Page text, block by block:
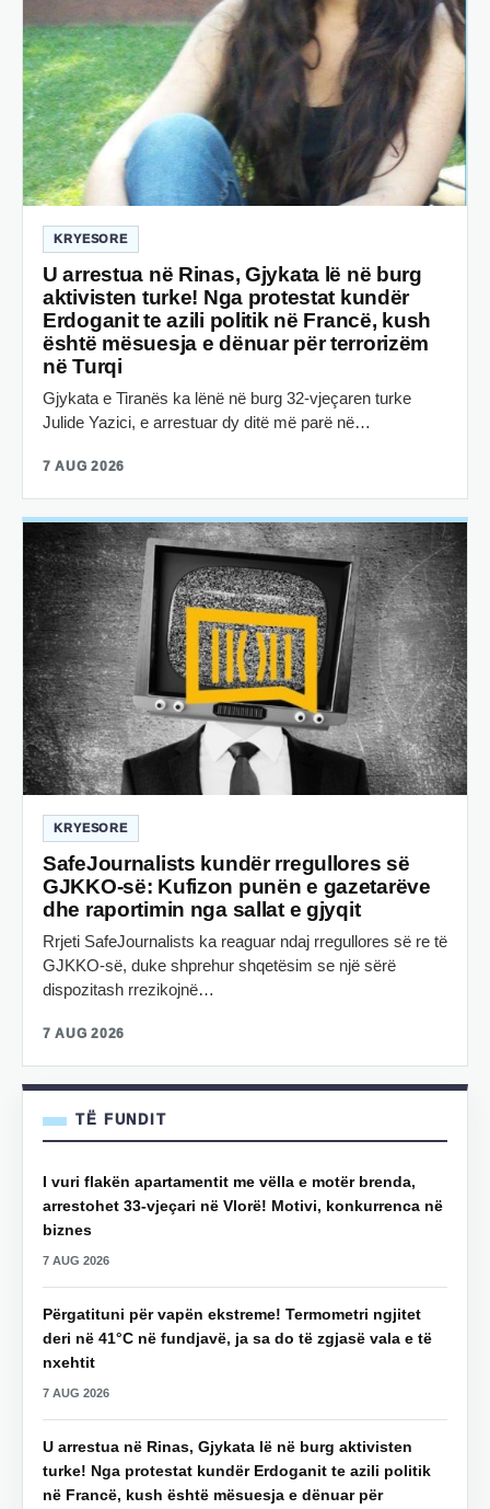
KRYESORE
U arrestua në Rinas, Gjykata lë në burg
aktivisten turke! Nga protestat kundër
Erdoganit te azili politik në Francë, kush
është mësuesja e dënuar për terrorizëm
në Turqi
Gjykata e Tiranës ka lënë në burg 32-vjeçaren turke
Julide Yazici, e arrestuar dy ditë më parë në…
7 AUG 2026
KRYESORE
SafeJournalists kundër rregullores së
GJKKO-së: Kufizon punën e gazetarëve
dhe raportimin nga sallat e gjyqit
Rrjeti SafeJournalists ka reaguar ndaj rregullores së re të
GJKKO-së, duke shprehur shqetësim se një sërë
dispozitash rrezikojnë…
7 AUG 2026
TË FUNDIT
I vuri flakën apartamentit me vëlla e motër brenda,
arrestohet 33-vjeçari në Vlorë! Motivi, konkurrenca në
biznes
7 AUG 2026
Përgatituni për vapën ekstreme! Termometri ngjitet
deri në 41°C në fundjavë, ja sa do të zgjasë vala e të
nxehtit
7 AUG 2026
U arrestua në Rinas, Gjykata lë në burg aktivisten
turke! Nga protestat kundër Erdoganit te azili politik
në Francë, kush është mësuesja e dënuar për